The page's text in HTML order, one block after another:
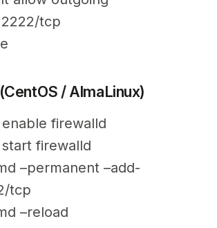
tcp
/ AlmaLinux)
firewalld
firewalld
–permanent –add-
tcp
–reload